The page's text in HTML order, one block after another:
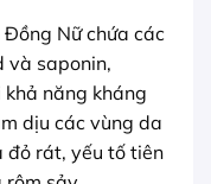
Nữ chứa các
và saponin,
năng kháng
dịu các vùng da
đỏ rát, yếu tố tiên